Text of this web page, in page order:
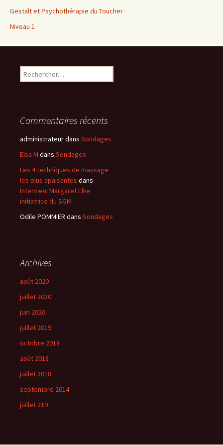
Gestalt et Psychothérapie du Toucher
Niveau 1
Rechercher :
Commentaires récents
administrateurdans Sondages
Elsa M dans Sondages
Les 4 techniques de massage
les plus apaisantes dans
Interview Margaret Elke
initiatrice du SGM
Odile POMMIER dans Sondages
Archives
août 2020
juillet 2020
juin 2020
juillet 2019
octobre 2018
août 2018
juillet 2018
septembre 2014
juillet 219